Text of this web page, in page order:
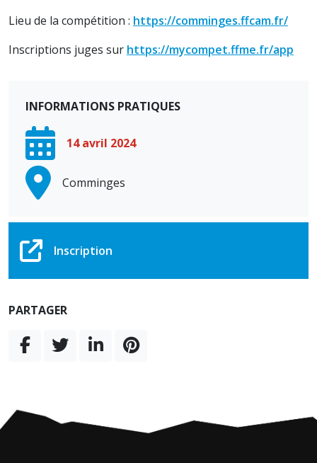
Lieu de la compétition : https://comminges.ffcam.fr/
Inscriptions juges sur https://mycompet.ffme.fr/app
INFORMATIONS PRATIQUES
14 avril 2024
Comminges
Inscription
PARTAGER